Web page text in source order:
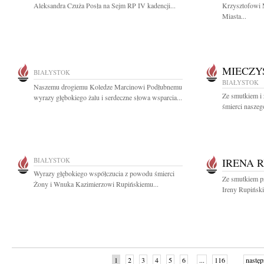
Aleksandra Czuża Posła na Sejm RP IV kadencji...
Krzysztofowi
Miasta...
BIAŁYSTOK
Naszemu drogiemu Koledze Marcinowi Podłubnemu
wyrazy głębokiego żalu i serdeczne słowa wsparcia...
BIAŁYSTOK
Ze smutkiem i
śmierci
BIAŁYSTOK
Wyrazy głębokiego współczucia z powodu śmierci
Żony i Wnuka Kazimierzowi Rupińskiemu...
IRENA
Ze smutkiem
Ireny
1 2 3 4 5 6 ... 116